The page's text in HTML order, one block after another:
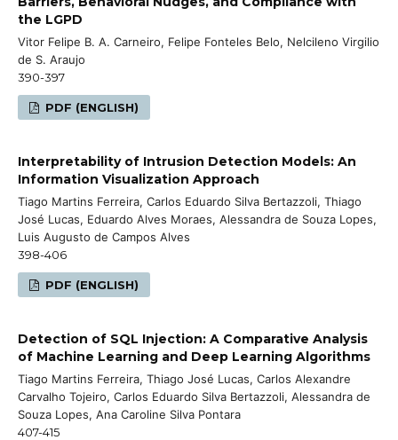
the LGPD
Vitor Felipe B. A. Carneiro, Felipe Fonteles Belo, Nelcileno Virgilio
de S. Araujo
390-397
PDF (ENGLISH)
Interpretability of Intrusion Detection Models: An
Information Visualization Approach
Tiago Martins Ferreira, Carlos Eduardo Silva Bertazzoli, Thiago
José Lucas, Eduardo Alves Moraes, Alessandra de Souza Lopes,
Luis Augusto de Campos Alves
398-406
PDF (ENGLISH)
Detection of SQL Injection: A Comparative Analysis
of Machine Learning and Deep Learning Algorithms
Tiago Martins Ferreira, Thiago José Lucas, Carlos Alexandre
Carvalho Tojeiro, Carlos Eduardo Silva Bertazzoli, Alessandra de
Souza Lopes, Ana Caroline Silva Pontara
407-415